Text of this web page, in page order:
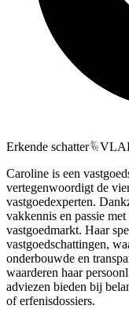
Erkende schatter
Caroline is een
vertegenwoordigt de
vastgoedexperten.
vakkennis en passie
vastgoedmarkt. Haar
vastgoedschattingen,
onderbouwde en
waarderen haar
adviezen bieden bij
of erfenisdossiers.